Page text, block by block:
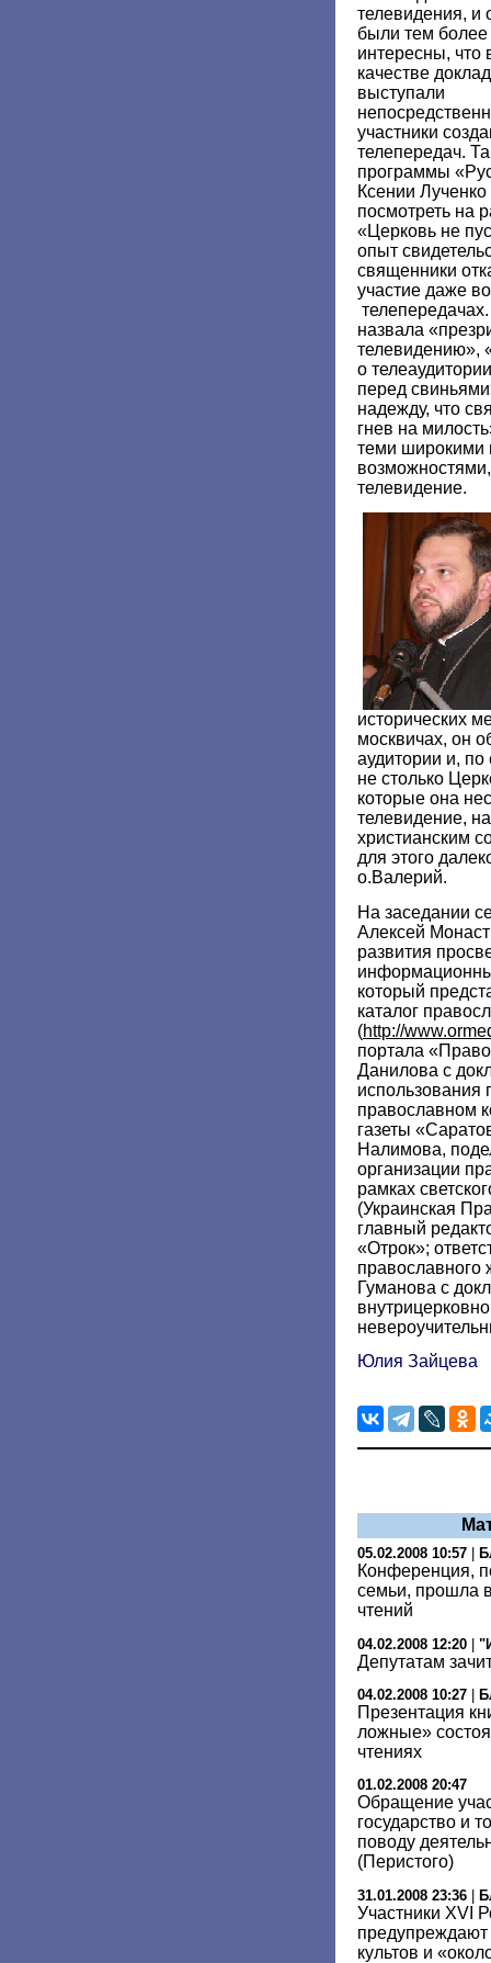
телевидения, и
были тем более
интересны, что
качестве
выступали
участники
телепередач.
программы
Ксении
посмотреть на
«Церковь не
опыт
священники
участие даже
назвала
телевидению»,
о
перед
надежду, что
гнев на
теми широкими
телевидение.
исторических
москвичах, он
аудитории и, по
не столько
которые она
телевидение,
христианским
для этого
о.Валерий.
На заседании
Алексей
развития
который
каталог
(http://
портала
Данилова с
православном
газеты
Налимова,
организации
рамках
(Украинская
главный
«Отрок»;
православного
Гуманова с
Юлия Зайцева
05.02.2008 10:57
Конференция,
семьи, прошла
чтений
04.02.2008 12:20 |
Депутатам
04.02.2008 10:27
Презентация
ложные»
чтениях
01.02.2008 20:47
Обращение
государство и
поводу
(Перистого)
31.01.2008 23:36 |
Участники XVI
культов и